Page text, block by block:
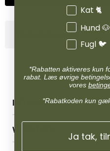
Produktinformation
INFORMATION
Betingelser & vilkår
Reklamations- &
Levering & afhentning
VORES BUTIK
Kat 🐈
Hund 🐶
Fugl 🐦
*Rabatten aktiveres kun
rabat. Læs øvrige
vores
*Rabatkoden kun
Ja tak,